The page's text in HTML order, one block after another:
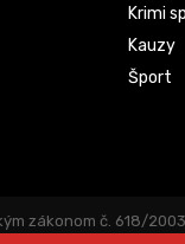
Krimi
Kauzy
Šport
zákonom č. 618/